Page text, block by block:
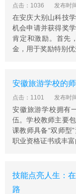
17年7月，根据
神，“安徽省蒙城
工业中等专业学
职教园占地819亩
实训楼、宿舍楼
人，其中本科学
教师201人。另聘
9人。预计在校学
高度重视校园文
题讲座、美术和
考察，扩大视野
点击：1036 发布时
在安庆大别山科技
机会申请并获得奖
肯定和激励。首先
金，用于奖励特别优
安徽旅游学校的
点击：1101 发布时
安徽旅游学校拥有
伍。学校教师主要
课教师具备“双师型
职业资格证书或丰富
技能点亮人生：
路